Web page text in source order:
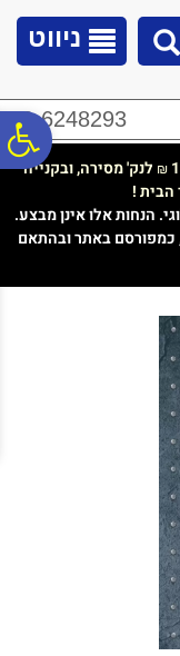
ניווט
02-6248293
₪ לנק' מסירה, ובקנייה
!
הנחות אלו אינן מבצע.
באתר ובהתאם